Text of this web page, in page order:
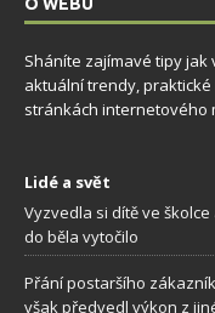
O WEBU
Sháníte zajímavé tipy jak
aktuální trendy,
stránkách internetového
Lidé a svět
Vyzvedla si dítě ve
do běla vytočilo
Přání postaršího
však předvedl výkon z